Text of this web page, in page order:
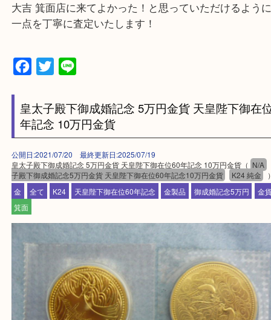
豊中市・茨木市・尼崎市
千里中央・北千里・南千里
上記の他にもお伺いしますのでご相談ください。
・当店でよく聞くQ＆A
大吉 箕面店に来てよかった！と思っていただける
一点を丁寧に査定いたします！